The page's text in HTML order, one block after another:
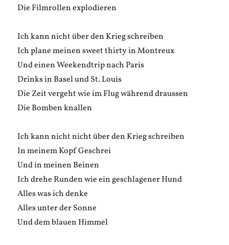
Die Filmrollen explodieren
Ich kann nicht über den Krieg schreiben
Ich plane meinen sweet thirty in Montreux
Und einen Weekendtrip nach Paris
Drinks in Basel und St. Louis
Die Zeit vergeht wie im Flug während draussen
Die Bomben knallen
Ich kann nicht nicht über den Krieg schreiben
In meinem Kopf Geschrei
Und in meinen Beinen
Ich drehe Runden wie ein geschlagener Hund
Alles was ich denke
Alles unter der Sonne
Und dem blauen Himmel